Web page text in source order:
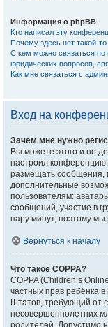
Информация о phpBB
Кто написал эту
Почему здесь нет такой-
С кем можно связаться по
юридических вопросов,
Как мне связаться с
Вход на
Зачем мне нужно
Вы можете этого и не
настроил
размещать сообщения,
дополнительные
пользователям:
сообщений, участие в
пару минут, поэтому мы
Вернуться к началу
Что такое COPPA?
COPPA (Children’s
частных прав ребёнка
Штатов, требующий от
несовершеннолетних
родителей. Допустимо